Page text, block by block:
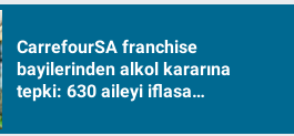
CarrefourSA franchise
bayilerinden alkol kararına
tepki: 630 aileyi iflasa